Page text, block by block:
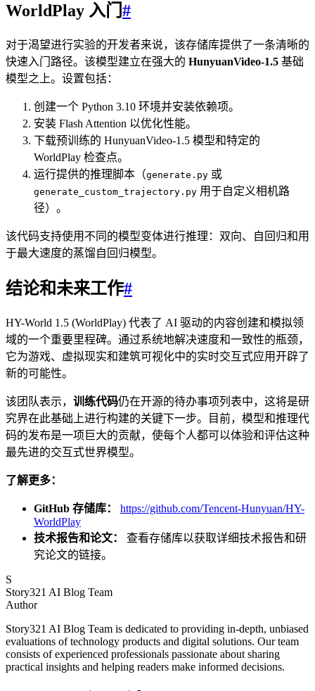
WorldPlay 入门 #
对于渴望进行实验的开发者来说，该存储库提供了一条清晰的
快速入门路径。该模型建立在强大的 HunyuanVideo-1.5 基础
模型之上。设置包括：
创建一个 Python 3.10 环境并安装依赖项。
安装 Flash Attention 以优化性能。
下载预训练的 HunyuanVideo-1.5 模型和特定的
WorldPlay 检查点。
运行提供的推理脚本（generate.py 或
generate_custom_trajectory.py 用于自定义相机路
径）。
该代码支持使用不同的模型变体进行推理：双向、自回归和用
于最大速度的蒸馏自回归模型。
结论和未来工作#
HY-World 1.5 (WorldPlay) 代表了 AI 驱动的内容创建和模拟领
域的一个重要里程碑。通过系统地解决速度和一致性的瓶颈，
它为游戏、虚拟现实和建筑可视化中的实时交互式应用开辟了
新的可能性。
该团队表示， 训练代码仍在开源的待办事项列表中，这将是研
究界在此基础上进行构建的关键下一步。目前，模型和推理代
码的发布是一项巨大的贡献，使每个人都可以体验和评估这种
最先进的交互式世界模型。
了解更多：
GitHub 存储库：
https://github.com/Tencent-Hunyuan/HY-
WorldPlay
技术报告和论文：
查看存储库以获取详细技术报告和研
究论文的链接。
S
Story321 AI Blog Team
Author
Story321 AI Blog Team is dedicated to providing in-depth, unbiased
evaluations of technology products and digital solutions. Our team
consists of experienced professionals passionate about sharing
practical insights and helping readers make informed decisions.